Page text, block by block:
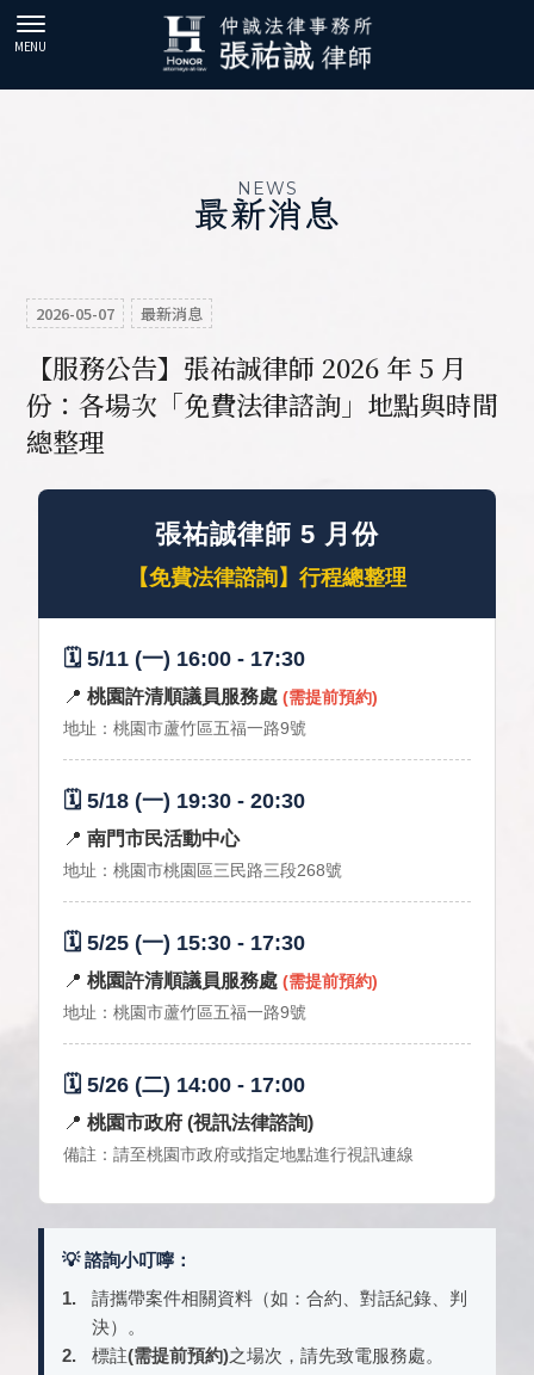
最新消息
2026-05-07 最新消息
【服務公告】張祐誠律師 2026 年 5 月
份：各場次「免費法律諮詢」地點與時間
總整理
張祐誠律師 5 月份
【免費法律諮詢】行程總整理
🗓️ 5/11 (一) 16:00 - 17:30
📍桃園許清順議員服務處 (需提前預約)
地址：桃園市蘆竹區五福一路9號
🗓️ 5/18 (一) 19:30 - 20:30
📍南門市民活動中心
地址：桃園市桃園區三民路三段268號
🗓️ 5/25 (一) 15:30 - 17:30
📍桃園許清順議員服務處 (需提前預約)
地址：桃園市蘆竹區五福一路9號
🗓️ 5/26 (二) 14:00 - 17:00
📍桃園市政府 (視訊法律諮詢)
備註：請至桃園市政府或指定地點進行視訊連線
💡 諮詢小叮嚀：
1.
請攜帶案件相關資料（如：合約、對話紀錄、判
決）。
2.
標註(需提前預約)之場次，請先致電服務處。